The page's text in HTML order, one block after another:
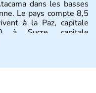
dans les basses
Le pays compte 8,5
à la Paz, capitale
à Sucre, capitale